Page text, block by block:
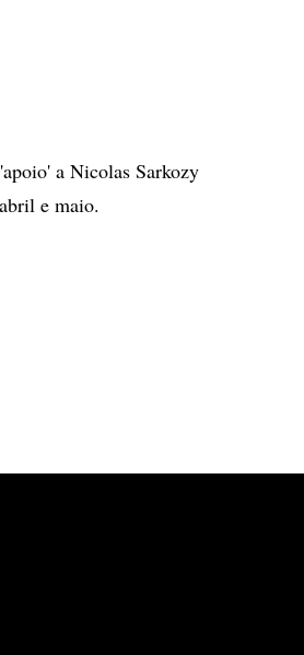
a Nicolas Sarkozy
e maio.